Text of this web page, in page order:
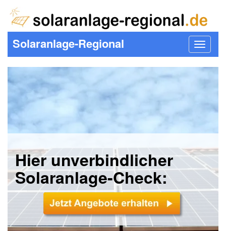
Toggle
Solaranlage-Regional
Hier unverbindlicher
Solaranlage-Check: